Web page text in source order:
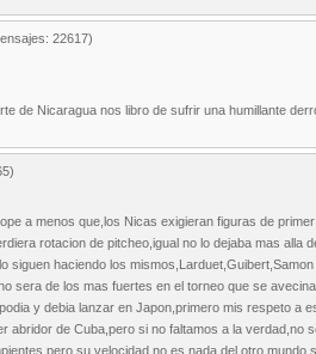
22617)
de Nicaragua nos libro de sufrir una humillante
a menos que,los Nicas exigieran figuras de
rotacion de pitcheo,igual no lo dejaba mas alla
siguen haciendo los
sera de los mas fuertes en el torneo que se avecina.
y debia lanzar en Japon,primero mis respeto a
abridor de Cuba,pero si no faltamos a la verdad,no
su velocidad no es nada del otro mundo